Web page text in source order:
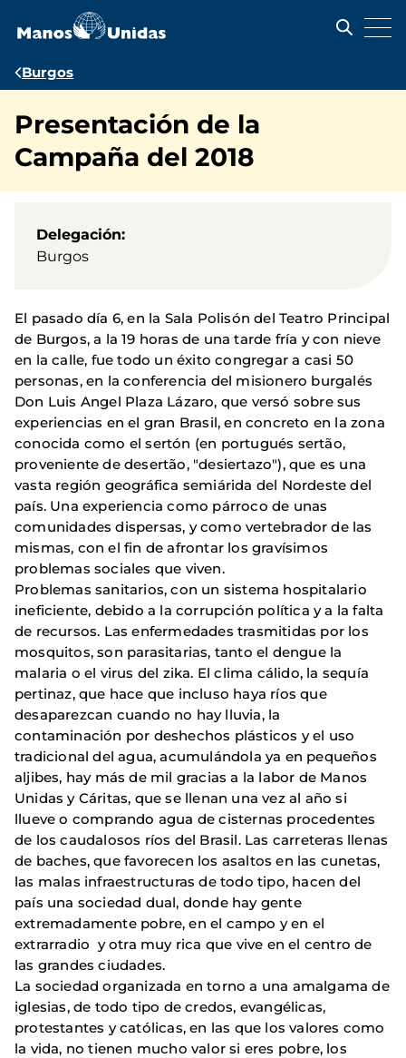
contenido
Ruta
navegación
Burgos
Presentación de la
Campaña del 2018
Delegación
Burgos
El pasado día 6, en la Sala Polisón del Teatro Principal
de Burgos, a la 19 horas de una tarde fría y con nieve
en la calle, fue todo un éxito congregar a casi 50
personas, en la conferencia del misionero burgalés
Don Luis Angel Plaza Lázaro, que versó sobre sus
experiencias en el gran Brasil, en concreto en la zona
conocida como el sertón (en portugués sertão,
proveniente de desertão, "desiertazo"), que es una
vasta región geográfica semiárida del Nordeste del
país. Una experiencia como párroco de unas
comunidades dispersas, y como vertebrador de las
mismas, con el fin de afrontar los gravísimos
problemas sociales que viven.
Problemas sanitarios, con un sistema hospitalario
ineficiente, debido a la corrupción política y a la falta
de recursos. Las enfermedades trasmitidas por los
mosquitos, son parasitarias, tanto el dengue la
malaria o el virus del zika. El clima cálido, la sequía
pertinaz, que hace que incluso haya ríos que
desaparezcan cuando no hay lluvia, la
contaminación por deshechos plásticos y el uso
tradicional del agua, acumulándola ya en pequeños
aljibes, hay más de mil gracias a la labor de Manos
Unidas y Cáritas, que se llenan una vez al año si
llueve o comprando agua de cisternas procedentes
de los caudalosos ríos del Brasil. Las carreteras llenas
de baches, que favorecen los asaltos en las cunetas,
las malas infraestructuras de todo tipo, hacen del
país una sociedad dual, donde hay gente
extremadamente pobre, en el campo y en el
extrarradio y otra muy rica que vive en el centro de
las grandes ciudades.
La sociedad organizada en torno a una amalgama de
iglesias, de todo tipo de credos, evangélicas,
protestantes y católicas, en las que los valores como
la vida, no tienen mucho valor si eres pobre, los